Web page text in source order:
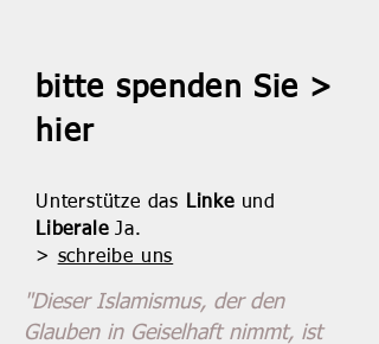
bitte spenden Sie >
hier
Unterstütze das Linkeund
LiberaleJa.
> schreibe uns
"Dieser Islamismus, der den
Glauben in Geiselhaft nimmt, ist